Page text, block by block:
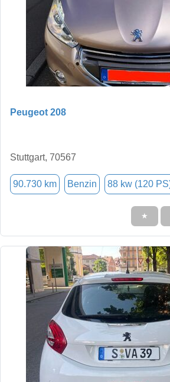
Peugeot 208
Stuttgart, 70567
90.730 km Benzin 88 kw (120
★